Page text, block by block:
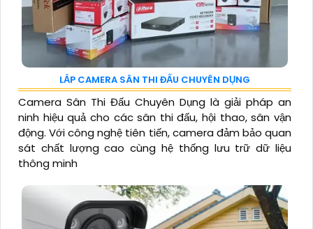
LẮP CAMERA SÂN THI ĐẤU CHUYÊN DỤNG
Camera Sân Thi Đấu Chuyên Dụng là giải pháp an
ninh hiệu quả cho các sân thi đấu, hội thao, sân vận
động. Với công nghệ tiên tiến, camera đảm bảo quan
sát chất lượng cao cùng hệ thống lưu trữ dữ liệu
thông minh